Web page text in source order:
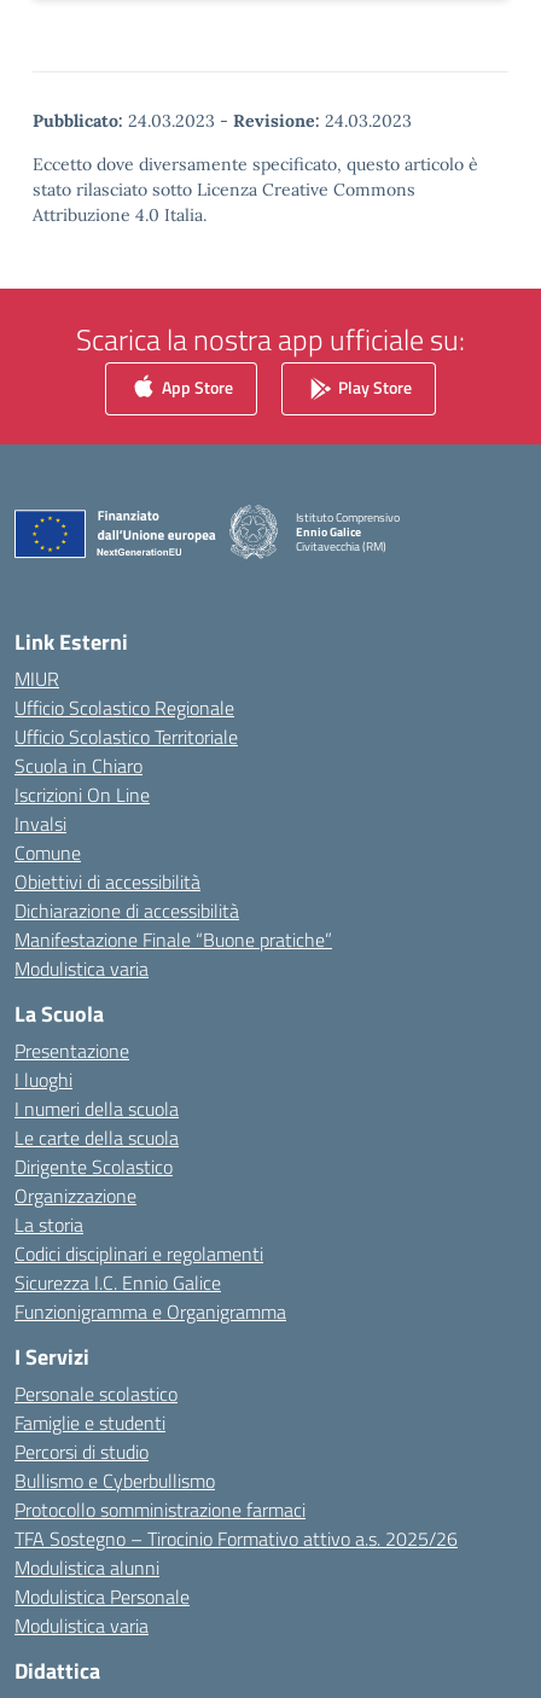
Pubblicato: 24.03.2023 - Revisione: 24.03.2023
Eccetto dove diversamente specificato, questo articolo è
stato rilasciato sotto Licenza Creative Commons
Attribuzione 4.0 Italia.
Scarica la nostra app ufficiale su:
App Store Play Store
Istituto Comprensivo
Ennio Galice
Civitavecchia (RM)
Link Esterni
MIUR
Ufficio Scolastico Regionale
Ufficio Scolastico Territoriale
Scuola in Chiaro
Iscrizioni On Line
Invalsi
Comune
Obiettivi di accessibilità
Dichiarazione di accessibilità
Manifestazione Finale “Buone pratiche”
Modulistica varia
La Scuola
Presentazione
I luoghi
I numeri della scuola
Le carte della scuola
Dirigente Scolastico
Organizzazione
La storia
Codici disciplinari e regolamenti
Sicurezza I.C. Ennio Galice
Funzionigramma e Organigramma
I Servizi
Personale scolastico
Famiglie e studenti
Percorsi di studio
Bullismo e Cyberbullismo
Protocollo somministrazione farmaci
TFA Sostegno – Tirocinio Formativo attivo a.s. 2025/26
Modulistica alunni
Modulistica Personale
Modulistica varia
Didattica